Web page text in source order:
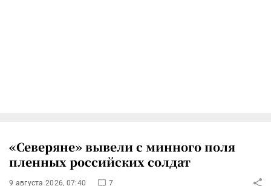
«Северяне» вывели с минного поля
пленных российских солдат
9 августа 2026, 07:40 7